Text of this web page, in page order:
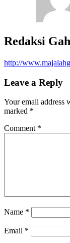
Redaksi
http://
Leave a Reply
Your email address
marked *
Comment *
Name *
Email *